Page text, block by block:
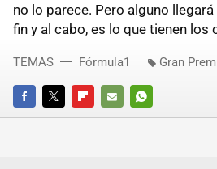
no lo parece. Pero alguno
fin y al cabo, es lo que tienen los
FACEBOOKTWITTERFLIPBOARD
E-
WHATSAPP
TEMAS Fórmula1 Gran